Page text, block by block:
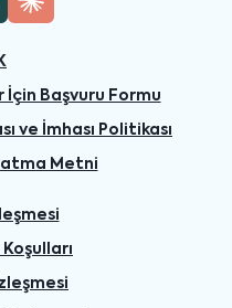
İçin Başvuru Formu
ve İmhası Politikası
Metni